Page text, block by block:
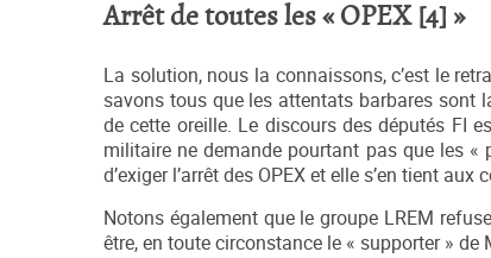
Arrêt de toutes les « OPEX [4] »
La solution, nous la connaissons, c’est le
savons tous que les attentats barbares sont
de cette oreille. Le discours des députés FI
militaire ne demande pourtant pas que les «
d’exiger l’arrêt des OPEX et elle s’en tient
Notons également que le groupe LREM
être, en toute circonstance le « supporter » de